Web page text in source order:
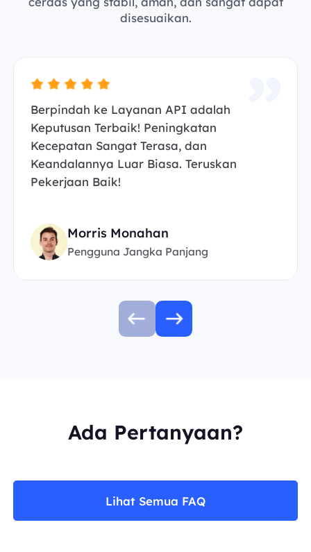
disesuaikan.
Berpindah ke Layanan API adalah
Keputusan Terbaik! Peningkatan
Kecepatan Sangat Terasa, dan
Keandalannya Luar Biasa. Teruskan
Pekerjaan Baik!
Morris Monahan
Pengguna Jangka Panjang
Ada Pertanyaan?
Lihat Semua FAQ